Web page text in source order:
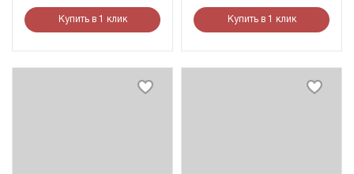
Купить в 1 клик Купить в 1 клик